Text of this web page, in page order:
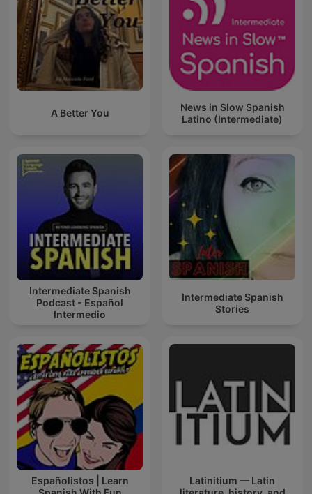
A Better You
News in Slow Spanish
Latino (Intermediate)
Intermediate Spanish
Podcast - Español
Intermedio
Intermediate Spanish
Stories
Españolistos | Learn
Latinitium — Latin